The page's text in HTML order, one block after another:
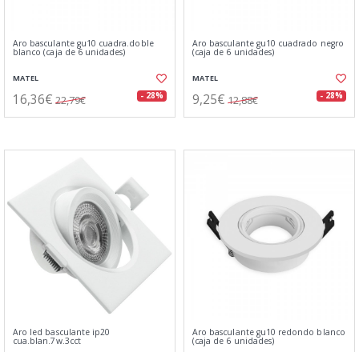
Aro basculante gu10 cuadra.doble
blanco (caja de 6 unidades)
MATEL
16,36€ 22,79€ - 28%
Aro basculante gu10 cuadrado negro
(caja de 6 unidades)
MATEL
9,25€ 12,88€ - 28%
Aro led basculante ip20
cua.blan.7w.3cct
Aro basculante gu10 redondo blanco
(caja de 6 unidades)